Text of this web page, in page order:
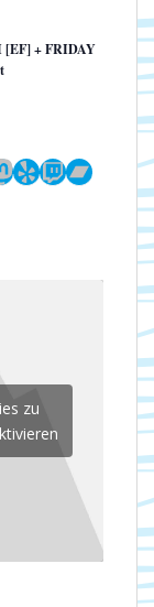
+ FRIDAY
YelpTwitch
zu